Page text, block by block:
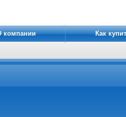
компании Как